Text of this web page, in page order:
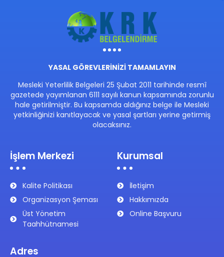
YASAL GÖREVLERİNİZİ TAMAMLAYIN
Mesleki Yeterlilik Belgeleri 25 Şubat 2011 tarihinde resmî
gazetede yayımlanan 6111 sayılı kanun kapsamında zorunlu
hale getirilmiştir. Bu kapsamda aldığınız belge ile Mesleki
yetkinliğinizi kanıtlayacak ve yasal şartları yerine getirmiş
olacaksınız.
İşlem Merkezi
Kalite Politikası
Organizasyon Şeması
Üst Yönetim
Taahhütnamesi
Kurumsal
İletişim
Hakkımızda
Online Başvuru
Adres